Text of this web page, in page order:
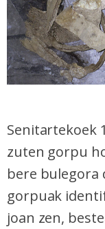
Senitartekoek
zuten gorpu
bere bulegora
gorpuak
joan zen,